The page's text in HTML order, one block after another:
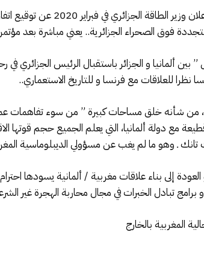
الجزائرية.. يعني مباشرة بعد مؤتمر برلين يناير 2020 حول ليبيا الذي حضرته الجزائر
ألمانيا و الجزائر باستقبال الرئيس
نظرا للعلاقات مع فرنسا و للتاريخ الاستعماري..
من شأنه خلق مساحات كبيرة ” من سوء تفاهمات
مع دولة ألمانيا، التي يعلم الجميع حجم قوتها
تانك ـ وهو ما لم يغب عن مسؤولي الديبلوماسية
العودة إلى بناء علاقات مغربية / ألمانية يسودها
برامج تبادل الخبرات في مجال محاربة الهجرة غير
المغربية بالخارج